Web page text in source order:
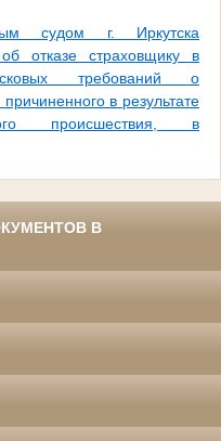
судом г. Иркутска
отказе страховщику в
требований о
в результате
происшествия, в
В